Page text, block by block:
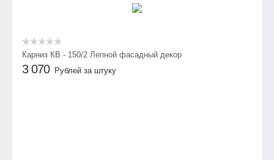
Карниз КВ - 150/2 Лепной фасадный декор
3 070 Рублей за штуку